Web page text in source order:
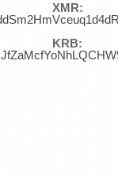
XMR:
KRB: